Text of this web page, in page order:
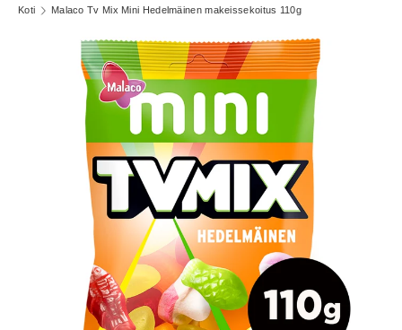
Koti Malaco Tv Mix Mini Hedelmäinen makeissekoitus 110g